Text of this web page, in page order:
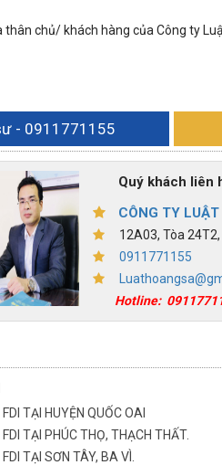
thân chủ/ khách hàng của Công ty
- 0911771155
Quý khách liên
CÔNG TY
12A03, Tòa
0911771155
Hotline:
TẠI HUYỆN QUỐC OAI
TẠI PHÚC THỌ, THẠCH THẤT.
TẠI SƠN TÂY, BA VÌ.